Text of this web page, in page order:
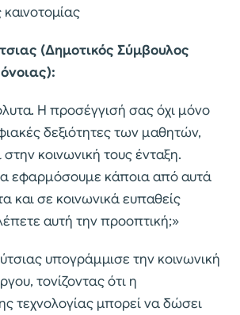
καινοτομίας
(Δημοτικός Σύμβουλος
Η προσέγγισή σας όχι μόνο
δεξιότητες των μαθητών,
κοινωνική τους ένταξη.
εφαρμόσουμε κάποια από αυτά
και σε κοινωνικά ευπαθείς
αυτή την προοπτική;»
υπογράμμισε την κοινωνική
τονίζοντας ότι η
τεχνολογίας μπορεί να δώσει